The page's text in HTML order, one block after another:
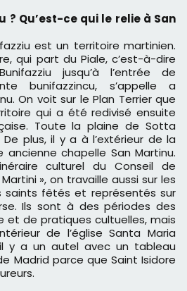
? Qu’est-ce qui le relie à San
est un territoire martinien.
qui part du Piale, c’est-à-dire
jusqu’à l’entrée de
bunifazzincu, s’appelle a
On voit sur le Plan Terrier que
qui a été redivisé ensuite
Toute la plaine de Sotta
De plus, il y a à l’extérieur de la
ancienne chapelle San Martinu.
culturel du Conseil de
Martini », on travaille aussi sur les
saints fêtés et représentés sur
Ils sont à des périodes des
et de pratiques cultuelles, mais
de l’église Santa Maria
il y a un autel avec un tableau
Madrid parce que Saint Isidore